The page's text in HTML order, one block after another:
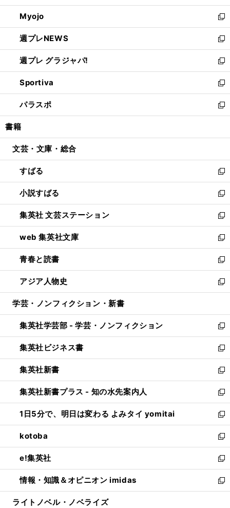
開
く
ウ
で
開
く
ン
ド
ウ
で
開
く
ウ
ィ
ン
ド
ウ
で
開
く
Myojo
新
し
い
ウ
ィ
ン
ド
ウ
で
開
週プレNEWS
新
し
い
ウ
ィ
ン
ド
ウ
開
週プレ グラジャパ!
新
し
い
ウ
ィ
ン
ウ
開
く
Sportiva
新
し
い
ウ
ン
ウ
で
開
く
パラスポ
新
し
ウ
ン
ド
ウ
で
開
く
書籍
文芸・文庫・総合
すばる
新
し
い
ウ
ィ
ン
ド
ウ
で
開
く
小説すばる
新
し
い
ウ
ィ
ン
ド
ウ
で
開
集英社 文芸ステーション
新
し
い
ウ
ィ
ン
ド
ウ
開
く
web 集英社文庫
新
し
い
ウ
ィ
ン
ウ
で
開
く
青春と読書
新
し
い
ウ
ン
ド
ウ
で
開
く
アジア人物史
新
し
ウ
ィ
ン
ド
ウ
で
開
く
学芸・ノンフィクション・新書
集英社学芸部 - 学芸・ノンフィクション
新
し
い
ウ
ィ
ン
ド
ウ
で
開
く
集英社ビジネス書
新
し
い
ウ
ィ
ン
ド
ウ
で
開
く
集英社新書
新
し
い
ウ
ィ
ン
ド
ウ
で
開
く
集英社新書プラス - 知の水先案内人
新
し
い
ウ
ィ
ン
ド
ウ
で
開
1日5分で、明日は変わる よみタイ yomitai
新
し
い
ウ
ィ
ン
ド
ウ
kotoba
新
し
い
ウ
ィ
ン
e!集英社
新
し
い
ウ
情報・知識＆オピニオン imidas
新
し
ライトノベル・ノベライズ